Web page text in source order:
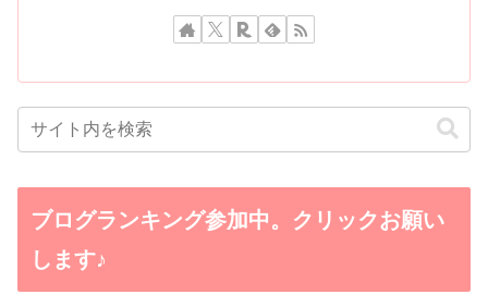
ブログランキング参加中。クリックお願い
します♪